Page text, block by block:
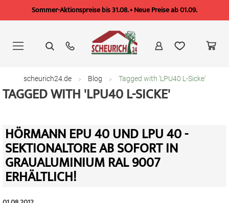
Sommer-Aktionspreise bis 31.08. • Neue Preise ab 01.09.
springen
scheurich24.de Blog Tagged with 'LPU40 L-Sicke'
TAGGED WITH 'LPU40 L-SICKE'
HÖRMANN EPU 40 UND LPU 40 -
SEKTIONALTORE AB SOFORT IN
GRAUALUMINIUM RAL 9007
ERHÄLTLICH!